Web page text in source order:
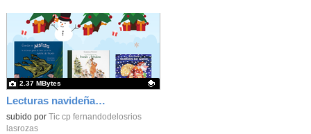
Lecturas navideñas recomendadas_Infantil_CEIP FDLR_Las Rozas
Contenido educativo.
subido por Tic cp fernandodelosrios
lasrozas
2.37 MBytes